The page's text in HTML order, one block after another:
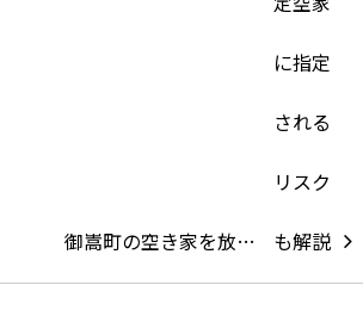
御嵩町の空き家を放…